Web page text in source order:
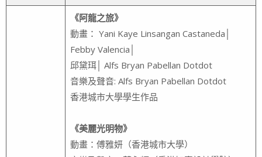
《阿龍之旅》
動畫： Yani Kaye Linsangan Castaneda│
Febby Valencia│
邱黛珥│ Alfs Bryan Pabellan Dotdot
音樂及聲音: Alfs Bryan Pabellan Dotdot
香港城市大學學生作品
《美麗光明物》
動畫：傅雅妍（香港城市大學）